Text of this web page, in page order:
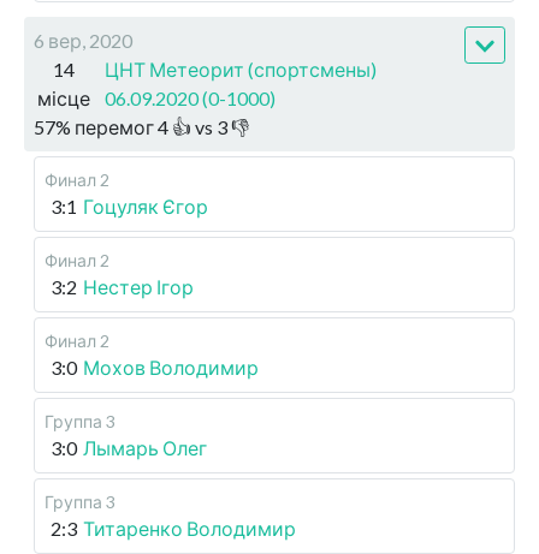
6 вер, 2020
14
місце
ЦНТ Метеорит (спортсмены)
06.09.2020 (0-1000)
57% перемог4 👍 vs 3👎
Финал 2
3:1 Гоцуляк Єгор
Финал 2
3:2 Нестер Ігор
Финал 2
3:0 Мохов Володимир
Группа 3
3:0 Лымарь Олег
Группа 3
2:3 Титаренко Володимир